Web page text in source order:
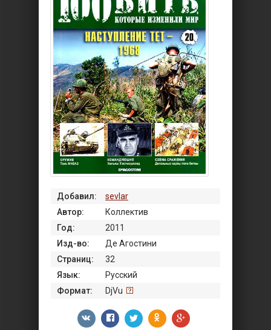
Добавил:
sevlar
Автор:
Коллектив
Год:
2011
Изд-во:
Де Агостини
Страниц:
32
Язык:
Русский
Формат:
DjVu